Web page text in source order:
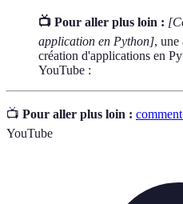
📺 Pour aller plus loin :
application en Python], une
création d'applications en
YouTube :
📺 Pour aller plus loin :
YouTube